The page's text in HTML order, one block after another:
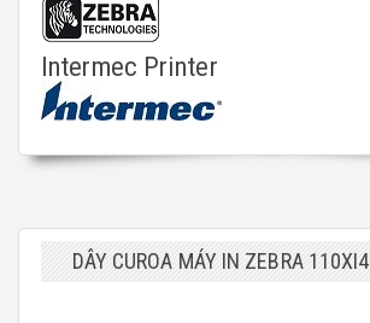
Intermec Printer
DÂY CUROA MÁY IN ZEBRA 110XI4